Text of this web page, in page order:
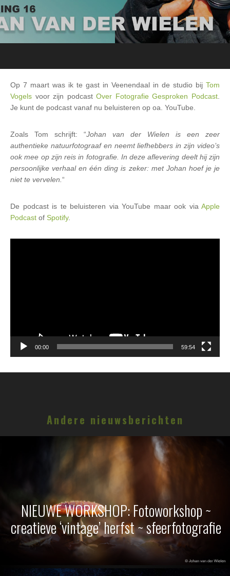
Op 7 maart was ik te gast in Veenendaal in de studio bij Tom
Vogels voor zijn podcastOver Fotografie Gesproken Podcast
Je kunt de podcast vanaf nu beluisteren op oa. YouTube.
Zoals Tom schrijft: “Johan van der Wielen is een zeer
authentieke natuurfotograaf en neemt liefhebbers in zijn video’s
ook mee op zijn reis in fotografie. In deze aflevering deelt hij zijn
persoonlijke verhaal en één ding is zeker: met Johan hoef je je
niet te vervelen. “
De podcast is te beluisteren via YouTube maar ook via Apple
Podcast of Spotify.
00:00 59:54
Andere nieuwsberichten
NIEUWE WORKSHOP: Fotoworkshop ~
creatieve ‘vintage’ herfst ~ sfeerfotografie